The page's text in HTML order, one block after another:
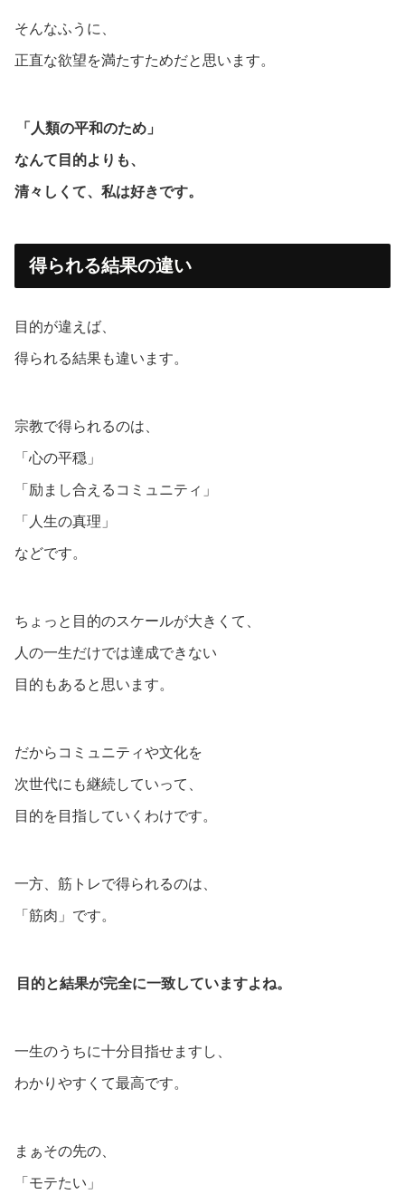
そんなふうに、
正直な欲望を満たすためだと思います。
「人類の平和のため」
なんて目的よりも、
清々しくて、私は好きです。
得られる結果の違い
目的が違えば、
得られる結果も違います。
宗教で得られるのは、
「心の平穏」
「励まし合えるコミュニティ」
「人生の真理」
などです。
ちょっと目的のスケールが大きくて、
人の一生だけでは達成できない
目的もあると思います。
だからコミュニティや文化を
次世代にも継続していって、
目的を目指していくわけです。
一方、筋トレで得られるのは、
「筋肉」です。
目的と結果が完全に一致していますよね。
一生のうちに十分目指せますし、
わかりやすくて最高です。
まぁその先の、
「モテたい」